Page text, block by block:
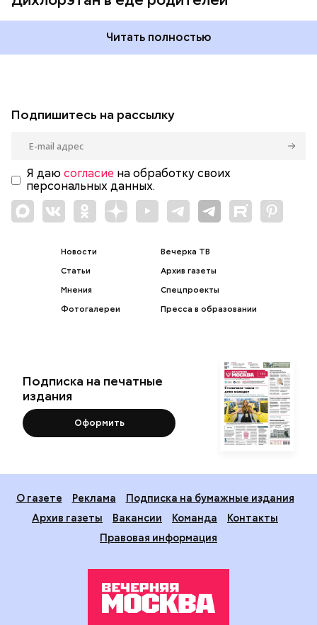
Читать полностью
Подпишитесь на рассылку
Я даю согласие на обработку своих
персональных данных.
Новости
Статьи
Мнения
Фотогалереи
Вечерка ТВ
Архив газеты
Спецпроекты
Пресса в образовании
Подписка на печатные
издания
Оформить
О газете Реклама
Подписка на бумажные издания
Архив газеты
Вакансии Команда
Контакты
Правовая информация